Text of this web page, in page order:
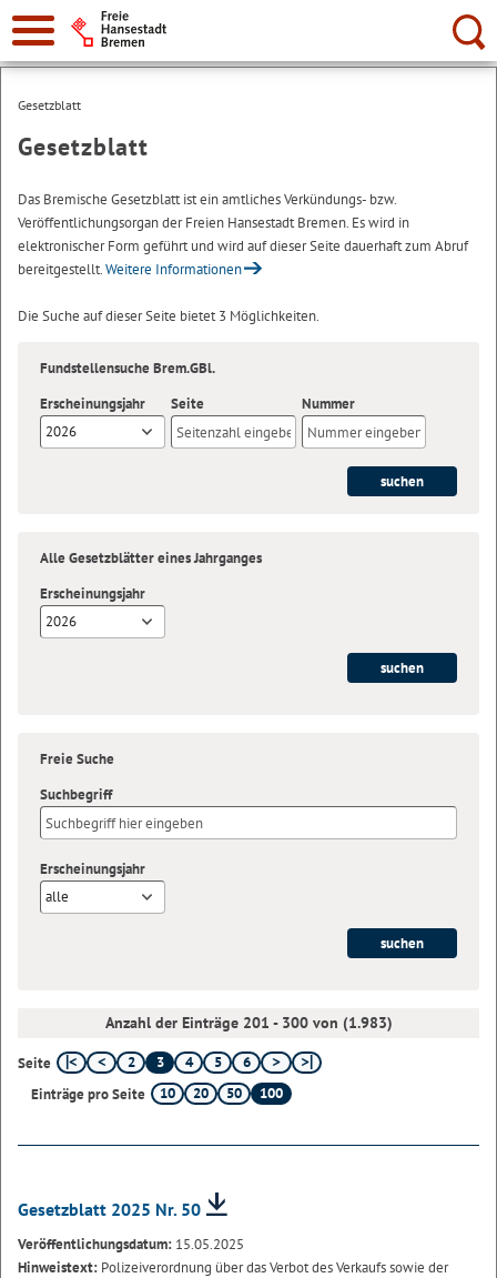
Suche:
Gesetzblatt
Gesetzblatt
Das Bremische Gesetzblatt ist ein amtliches Verkündungs- bzw.
Veröffentlichungsorgan der Freien Hansestadt Bremen. Es wird in
elektronischer Form geführt und wird auf dieser Seite dauerhaft zum Abruf
bereitgestellt.Weitere Informationen
Die Suche auf dieser Seite bietet 3 Möglichkeiten.
Fundstellensuche Brem.GBl.
Erscheinungsjahr
2026
Seite Nummer
Alle Gesetzblätter eines Jahrganges
Erscheinungsjahr
2026
Freie Suche
Suchbegriff
Erscheinungsjahr
alle
Anzahl der Einträge 201 - 300 von (1.983)
Seite 2 3 4 5
6
Einträge pro Seite
10 20 50 100
Gesetzblatt 2025 Nr. 50
Veröffentlichungsdatum: 15.05.2025
Hinweistext: Polizeiverordnung über das Verbot des Verkaufs sowie der